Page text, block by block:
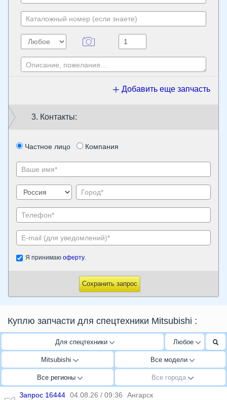
Добавить еще запчасть
3. Контакты:
Частное лицо Компания
Я принимаю оферту.
Сохранить запрос
Куплю запчасти для спецтехники Mitsubishi :
Для спецтехники Любое
Mitsubishi Все модели
Все регионы Все города
Запрос 16444 04.08.26 / 09:36
Ангарск